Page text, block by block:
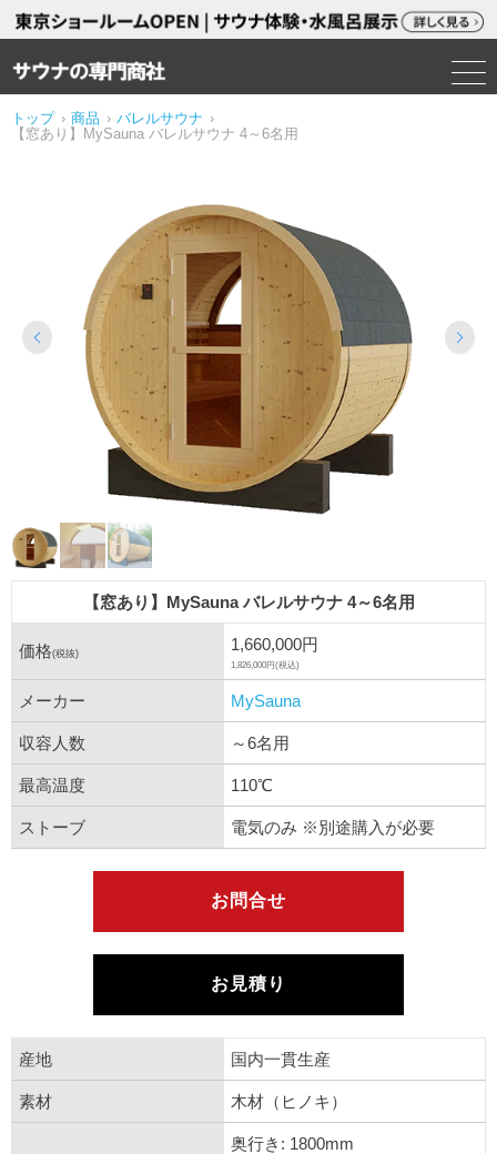
トップ › 商品 › バレルサウナ ›
【窓あり】MySauna バレルサウナ 4～6名用
【窓あり】MySauna バレルサウナ 4～6名用
価格(税抜) 1,660,000円
1,826,000円(税込)
メーカー MySauna
収容人数 ～6名用
最高温度 110℃
ストーブ 電気のみ ※別途購入が必要
お問合せ
お見積り
産地 国内一貫生産
素材 木材（ヒノキ）
奥行き: 1800mm